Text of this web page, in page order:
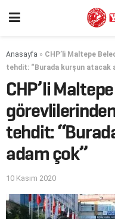
Anasayfa » CHP’li Maltepe
tehdit: “Burada kurşun atacak
CHP’li
tehdit:
adam çok”
10 Kasım 2020